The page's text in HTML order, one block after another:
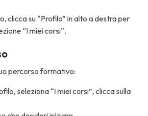
clicca su “Profilo” in alto a destra per
“I miei corsi”.
percorso formativo:
seleziona “I miei corsi”, clicca sulla